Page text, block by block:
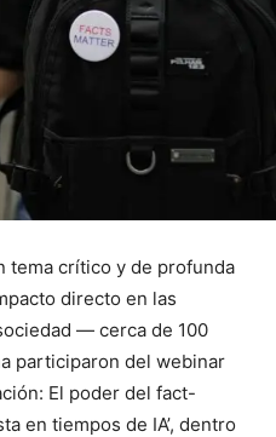
tema crítico y de profunda
directo en las
— cerca de 100
participaron del webinar
El poder del fact-
en tiempos de IA’, dentro